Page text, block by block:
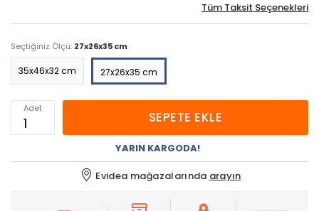
Tüm Taksit Seçenekleri
Seçtiğiniz Ölçü: 27x26x35 cm
35x46x32 cm 27x26x35 cm
Adet
SEPETE EKLE
YARIN KARGODA!
Evidea mağazalarında arayın